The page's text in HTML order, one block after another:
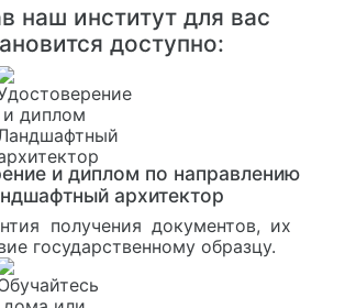
наш институт для вас
доступно:
и диплом по направлению
архитектор
получения документов, их
государственному образцу.